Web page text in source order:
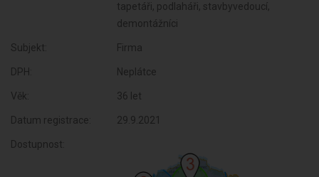
tapetáři, podlaháři, stavbyvedoucí,
demontážníci
Subjekt: Firma
DPH: Neplátce
Věk: 36 let
Datum registrace: 29.9.2021
Dostupnost: